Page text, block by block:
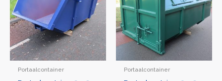
Portaalcontainer Portaalcontainer